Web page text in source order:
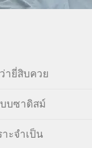
ายี่สิบควย
บซาดิสม์
าะจำเป็น